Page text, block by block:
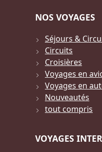
NOS VOYAGES
Séjours &
Circuits
Croisières
Voyages en
Voyages en
Nouveautés
tout compris
VOYAGES